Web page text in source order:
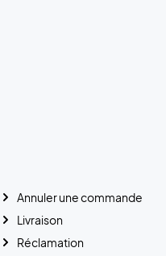
Annuler une commande
Livraison
Réclamation